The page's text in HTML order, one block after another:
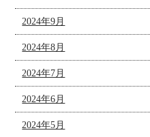
2024年9月
2024年8月
2024年7月
2024年6月
2024年5月